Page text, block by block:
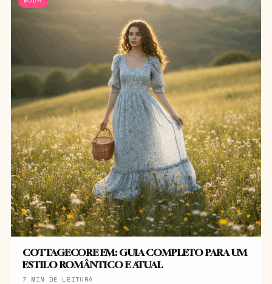
COTTAGECORE EM: GUIA COMPLETO PARA UM
ESTILO ROMÂNTICO E ATUAL
7 MIN DE LEITURA